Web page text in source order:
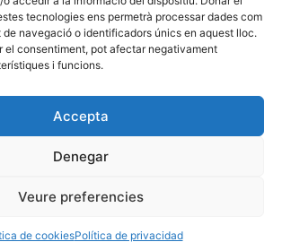
tecnologies ens permetrà processar dades com
de navegació o identificadors únics en aquest lloc.
el consentiment, pot afectar negativament
i funcions.
Accepta
Denegar
Veure preferencies
de cookiesPolítica de privacidad